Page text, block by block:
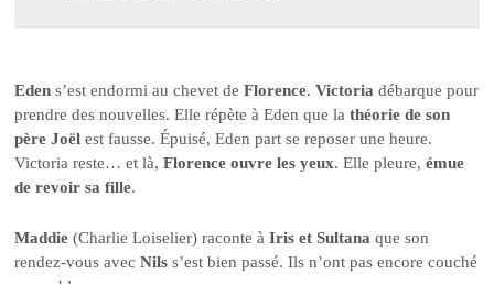
Eden s’est endormi au chevet deFlorence.Victoria débarque pour
prendre des nouvelles. Elle répète à Eden que lathéorie de son
père Joël est fausse. Épuisé, Eden part se reposer une heure.
Victoria reste… et là,Florence ouvre les yeux. Elle pleure,émue
de revoir sa fille.
Maddie (Charlie Loiselier) raconte àIris et Sultana que son
rendez-vous avecNils s’est bien passé. Ils n’ont pas encore couché